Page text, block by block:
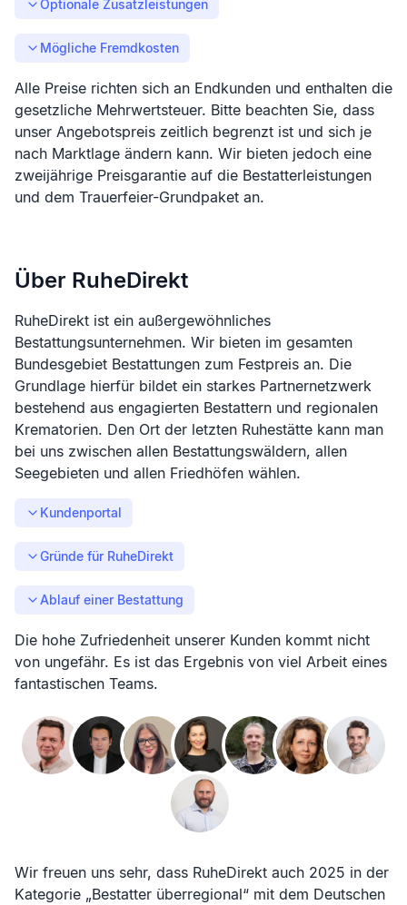
Optionale Zusatzleistungen
Mögliche Fremdkosten
Alle Preise richten sich an Endkunden und enthalten die
gesetzliche Mehrwertsteuer. Bitte beachten Sie, dass
unser Angebotspreis zeitlich begrenzt ist und sich je
nach Marktlage ändern kann. Wir bieten jedoch eine
zweijährige Preisgarantie auf die Bestatterleistungen
und dem Trauerfeier-Grundpaket an.
Über RuheDirekt
RuheDirekt ist ein außergewöhnliches
Bestattungsunternehmen. Wir bieten im gesamten
Bundesgebiet Bestattungen zum Festpreis an. Die
Grundlage hierfür bildet ein starkes Partnernetzwerk
bestehend aus engagierten Bestattern und regionalen
Krematorien. Den Ort der letzten Ruhestätte kann man
bei uns zwischen allen Bestattungswäldern, allen
Seegebieten und allen Friedhöfen wählen.
Kundenportal
Gründe für RuheDirekt
Ablauf einer Bestattung
Die hohe Zufriedenheit unserer Kunden kommt nicht
von ungefähr. Es ist das Ergebnis von viel Arbeit eines
fantastischen Teams.
Wir freuen uns sehr, dass RuheDirekt auch 2025 in der
Kategorie „Bestatter überregional“ mit dem Deutschen